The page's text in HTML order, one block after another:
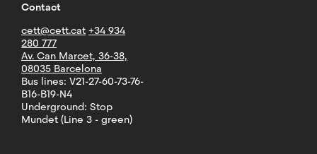
Contact
cett@cett.cat +34 934
280 777
Av. Can Marcet, 36-38,
08035 Barcelona
Bus lines: V21-27-60-73-76-
B16-B19-N4
Underground: Stop
Mundet (Line 3 - green)